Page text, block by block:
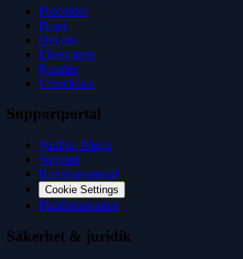
Produkter
Priser
Om oss
Ekosystem
Kunder
Utvecklare
Supportportal
Vanliga frågor
Support
Kunskapsportal
Cookie Settings
Plattformsstatus
Säkerhet & juridik